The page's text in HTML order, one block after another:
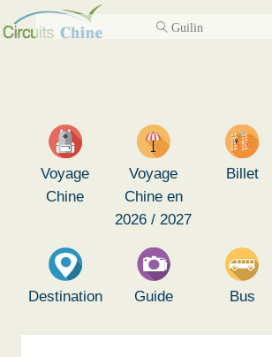
Voyage
Chine
Voyage
Chine en
2026 / 2027
Billet
Destination Guide Bus